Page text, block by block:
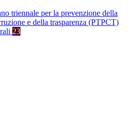
triennale per la prevenzione della
e della trasparenza (PTPCT)
23